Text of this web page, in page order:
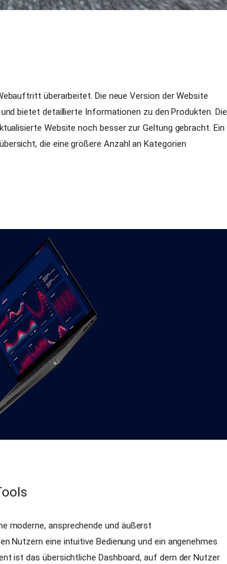
überarbeitet. Die neue Version der Website
bietet detaillierte Informationen zu den Produkten. Die
Website noch besser zur Geltung gebracht. Ein
die eine größere Anzahl an Kategorien
moderne, ansprechende und äußerst
Nutzern eine intuitive Bedienung und ein angenehmes
ist das übersichtliche Dashboard, auf dem der Nutzer